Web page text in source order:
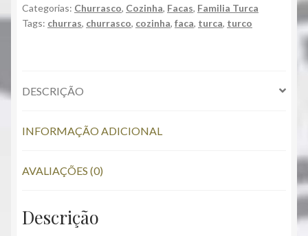
Categorias: Churrasco, Cozinha, Facas, Familia Turca
Tags: churras, churrasco, cozinha, faca, turca, turco
DESCRIÇÃO
INFORMAÇÃO ADICIONAL
AVALIAÇÕES (0)
Descrição